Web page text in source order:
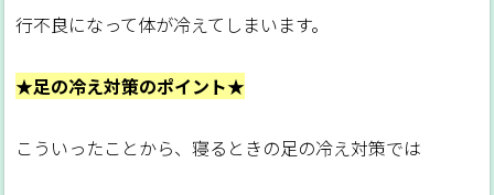
行不良になって体が冷えてしまいます。
★足の冷え対策のポイント★
こういったことから、寝るときの足の冷え対策では